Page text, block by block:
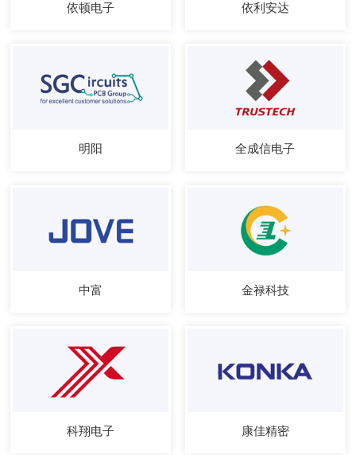
依顿电子 依利安达
明阳 全成信电子
中富 金禄科技
科翔电子 康佳精密